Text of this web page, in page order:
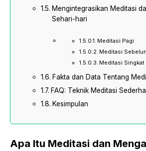
Mengintegrasikan Meditasi
Sehari-hari
Meditasi Pagi
Meditasi
Meditasi Singkat
Fakta dan Data Tentang
FAQ: Teknik Meditasi
Kesimpulan
Apa Itu Meditasi dan